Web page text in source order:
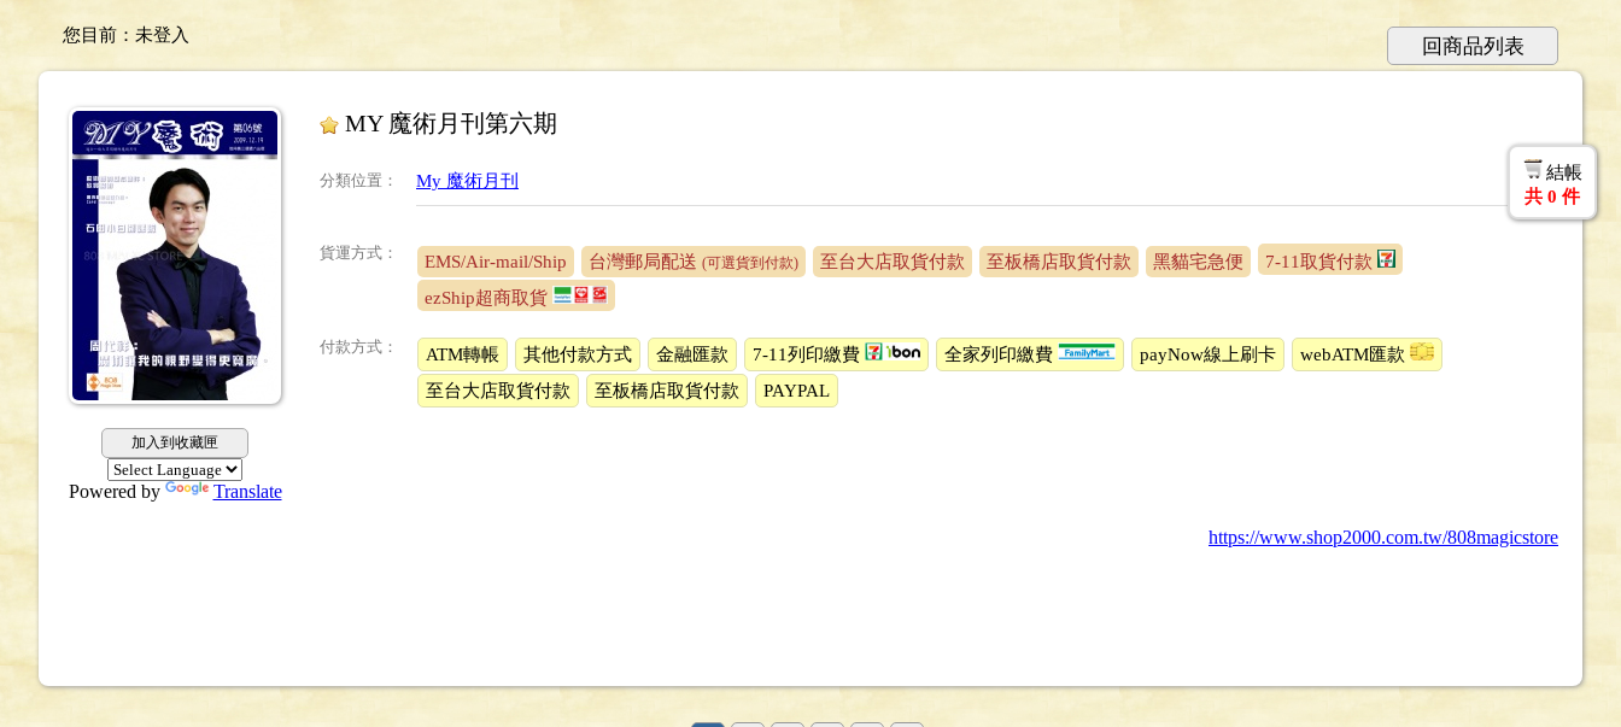
您目前： 未登入 回商品列表
加入到收藏匣
Powered by Translate
MY 魔術月刊第六期
分類位置 ： My 魔術月刊
貨運方式： EMS/Air-mail/Ship 台灣郵局配送 (可選貨到付款) 至台大店取貨付款 至板橋店取貨付款 黑貓宅急便
7-11取貨付款
ezShip超商取貨
付款方式： ATM轉帳 其他付款方式 金融匯款 7-11列印繳費 全家列印繳費 payNow線上刷卡
webATM匯款
至台大店取貨付款
至板橋店取貨付款 PAYPAL
https://www.shop2000.com.tw/808magicstore
結帳
共 0 件